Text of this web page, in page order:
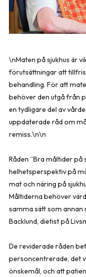
\nMaten på sjukhus är
förutsättningar att
behandling. För att
behöver den utgå från
en tydligare del av
uppdaterade råd om
remiss.\n\n
Råden ”Bra måltider
helhetsperspektiv på
mat och näring på
Måltiderna behöver
samma sätt som annan
Backlund, dietist på
De reviderade råden
personcentrerade, det
önskemål, och att